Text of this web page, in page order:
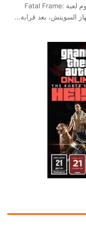
أعلنت نينتندو في وقت سابق عن قدوم لعبة Fatal Frame: